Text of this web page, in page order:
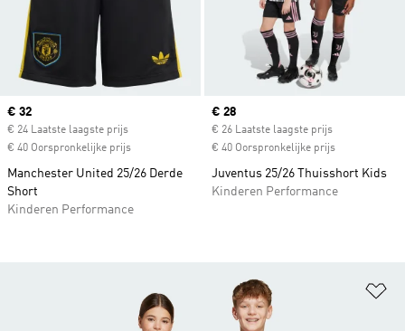
Current price
€ 32
€ 24 Laatste laagste prijs
€ 40 Oorspronkelijke prijs
Manchester United 25/26 Derde
Short
Kinderen Performance
Current price
€ 28
€ 26 Laatste laagste prijs
€ 40 Oorspronkelijke prijs
Juventus 25/26 Thuisshort Kids
Kinderen Performance